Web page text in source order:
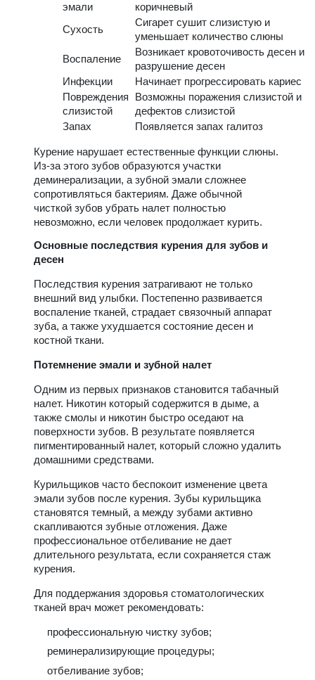
эмали
коричневый
Сухость
Сигарет сушит слизистую и
уменьшает количество слюны
Воспаление
Возникает кровоточивость десен и
разрушение десен
Инфекции
Начинает прогрессировать кариес
Повреждения
слизистой
Возможны поражения слизистой и
дефектов слизистой
Запах
Появляется запах галитоз
Курение нарушает естественные функции слюны.
Из-за этого зубов образуются участки
деминерализации, а зубной эмали сложнее
сопротивляться бактериям. Даже обычной
чисткой зубов убрать налет полностью
невозможно, если человек продолжает курить.
Основные последствия курения для зубов и
десен
Последствия курения затрагивают не только
внешний вид улыбки. Постепенно развивается
воспаление тканей, страдает связочный аппарат
зуба, а также ухудшается состояние десен и
костной ткани.
Потемнение эмали и зубной налет
Одним из первых признаков становится табачный
налет. Никотин который содержится в дыме, а
также смолы и никотин быстро оседают на
поверхности зубов. В результате появляется
пигментированный налет, который сложно удалить
домашними средствами.
Курильщиков часто беспокоит изменение цвета
эмали зубов после курения. Зубы курильщика
становятся темный, а между зубами активно
скапливаются зубные отложения. Даже
профессиональное отбеливание не дает
длительного результата, если сохраняется стаж
курения.
Для поддержания здоровья стоматологических
тканей врач может рекомендовать:
профессиональную чистку зубов;
реминерализирующие процедуры;
отбеливание зубов;